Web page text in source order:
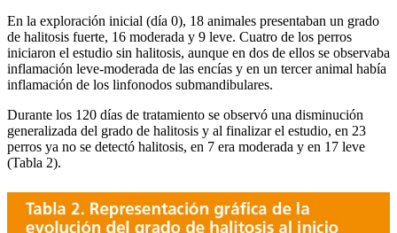
En la exploración inicial (día 0), 18 animales presentaban un grado
de halitosis fuerte, 16 moderada y 9 leve. Cuatro de los perros
iniciaron el estudio sin halitosis, aunque en dos de ellos se observaba
inflamación leve-moderada de las encías y en un tercer animal había
inflamación de los linfonodos submandibulares.
Durante los 120 días de tratamiento se observó una disminución
generalizada del grado de halitosis y al finalizar el estudio, en 23
perros ya no se detectó halitosis, en 7 era moderada y en 17 leve
(Tabla 2).